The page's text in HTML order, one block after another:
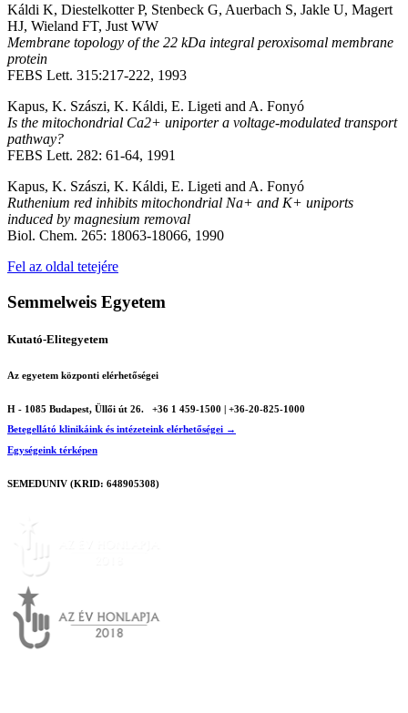
Káldi K, Diestelkotter P, Stenbeck G, Auerbach S, Jakle U, Magert
HJ, Wieland FT, Just WW
Membrane topology of the 22 kDa integral peroxisomal membrane
protein
FEBS Lett. 315:217-222, 1993
Kapus, K. Szászi, K. Káldi, E. Ligeti and A. Fonyó
Is the mitochondrial Ca2+ uniporter a voltage-modulated transport
pathway?
FEBS Lett. 282: 61-64, 1991
Kapus, K. Szászi, K. Káldi, E. Ligeti and A. Fonyó
Ruthenium red inhibits mitochondrial Na+ and K+ uniports
induced by magnesium removal
Biol. Chem. 265: 18063-18066, 1990
Fel az oldal tetejére
Semmelweis Egyetem
Kutató-Elitegyetem
Az egyetem központi elérhetőségei
H - 1085 Budapest, Üllői út 26.
+36 1 459-1500 | +36-20-825-1000
Betegellátó klinikáink és intézeteink elérhetőségei →
Egységeink térképen
SEMEDUNIV (KRID: 648905308)